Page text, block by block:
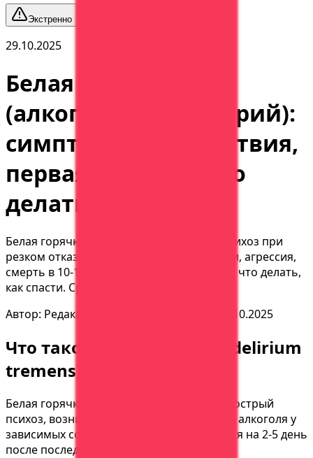
Экстренно
29.10.2025
Белая горячка
(алкогольный делирий):
симптомы, последствия,
первая помощь. Что
делать
Белая горячка — смертельно опасный психоз при
резком отказе от алкоголя. Галлюцинации, агрессия,
смерть в 10-15% случаев. Как распознать, что делать,
как спасти. Срочная госпитализация.
Автор: Редакция АСК Вера 29.10.2025
Что такое белая горячка (delirium
tremens)
Белая горячка (алкогольный делирий) — острый
психоз, возникающий при резкой отмене алкоголя у
зависимых со стажем от 5 лет. Развивается на 2-5 день
после последней выпивки.